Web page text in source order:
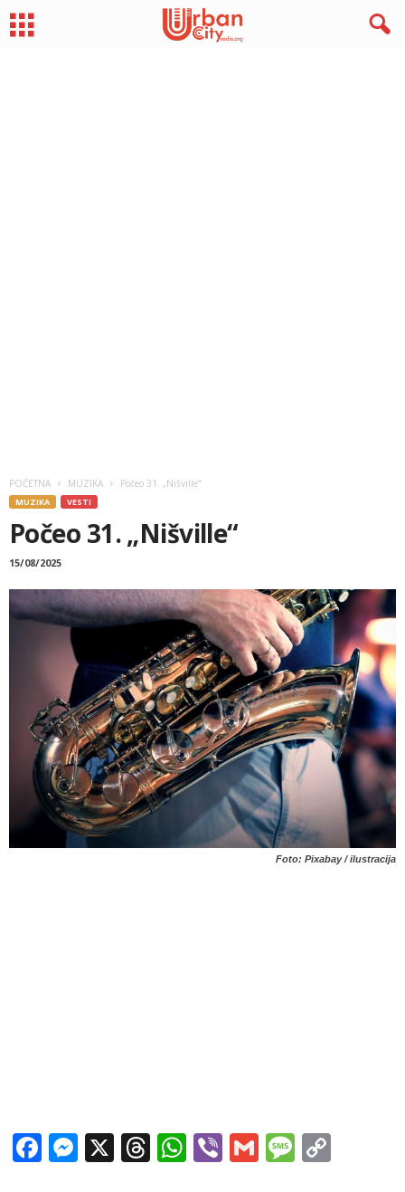
POČETNA MUZIKA Počeo 31. „Nišville“
MUZIKA VESTI
Počeo 31. „Nišville“
15/08/2025
Foto: Pixabay / ilustracija
Facebook
Messenger
X Threads
WhatsApp
ViberGmail